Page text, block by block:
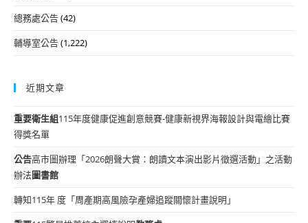
總務處公告(42)
輔導室公告(1,222)
近期文章
重要衛生組115年度健康促進創意競賽-健康新視界海報設計與電繪比賽
得獎名單
公告高市圖辦理「2026朗聲大賞：朗讀文本演出影片徵選活動」之活動
辦法圖書館
轉知115年 度「周產期高風險孕產婦追蹤關懷計畫說明」